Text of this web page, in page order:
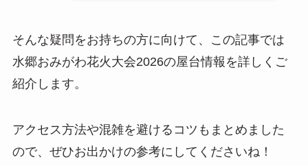
そんな疑問をお持ちの方に向けて、この記事では
水郷おみがわ花火大会2026の屋台情報を詳しくご
紹介します。
アクセス方法や混雑を避けるコツもまとめました
ので、ぜひお出かけの参考にしてくださいね！